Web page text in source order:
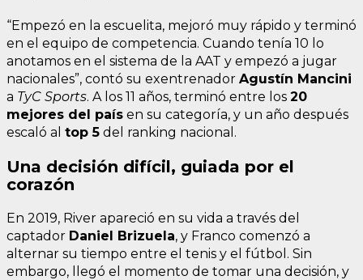
“Empezó en la escuelita, mejoró muy rápido y terminó
en el equipo de competencia. Cuando tenía 10 lo
anotamos en el sistema de la AAT y empezó a jugar
nacionales”, contó su exentrenador Agustín Mancini
a TyC Sports. A los 11 años, terminó entre los 20
mejores del país en su categoría, y un año después
escaló al top 5 del ranking nacional.
Una decisión difícil, guiada por el
corazón
En 2019, River apareció en su vida a través del
captador Daniel Brizuela, y Franco comenzó a
alternar su tiempo entre el tenis y el fútbol. Sin
embargo, llegó el momento de tomar una decisión, y